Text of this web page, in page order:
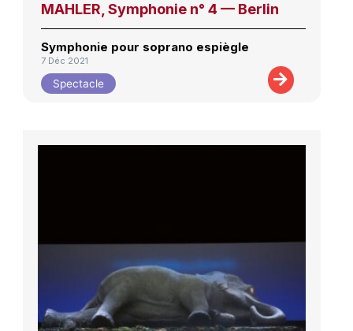
MAHLER, Symphonie n° 4 — Berlin
Symphonie pour soprano espiègle
7 Déc 2021
Spectacle